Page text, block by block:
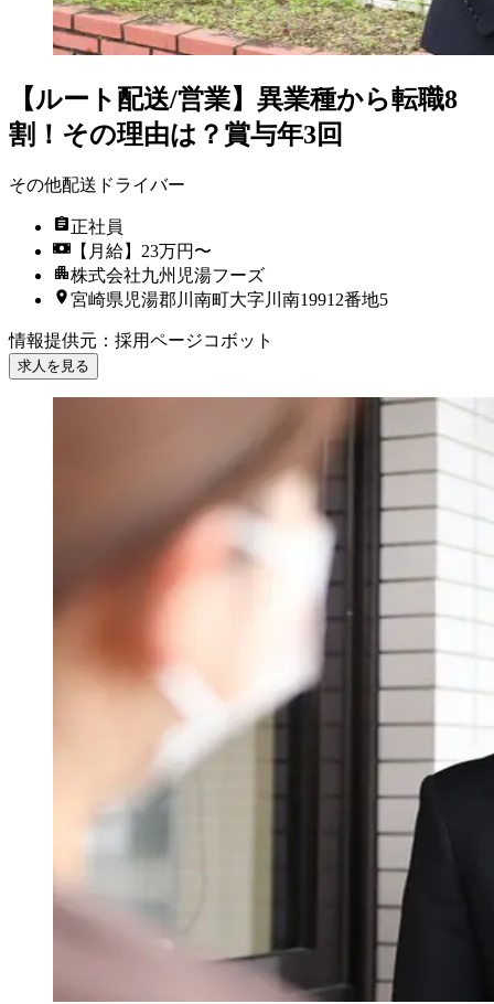
【ルート配送/営業】異業種から転職8
割！その理由は？賞与年3回
その他配送ドライバー
正社員
【月給】23万円〜
株式会社九州児湯フーズ
宮崎県児湯郡川南町大字川南19912番地5
情報提供元 ： 採用ページコボット
求人を見る